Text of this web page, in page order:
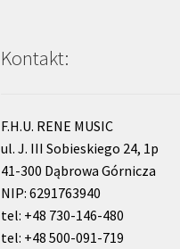
Kontakt:
F.H.U. RENE MUSIC
ul. J. III Sobieskiego 24, 1p
41-300 Dąbrowa Górnicza
NIP: 6291763940
tel: +48 730-146-480
tel: +48 500-091-719